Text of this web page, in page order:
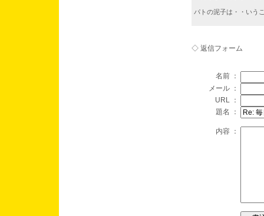
パトの泥子は・・いう
◇ 返信フォーム
名前 ：
メール ：
URL ：
題名 ：
内容 ：